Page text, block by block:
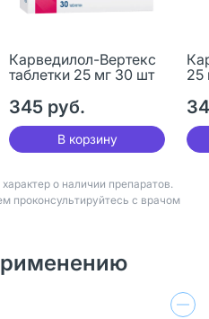
Карведилол-Вертекс
таблетки 25 мг 30 шт
345 руб.
В корзину
25
о наличии препаратов.
проконсультируйтесь с врачом